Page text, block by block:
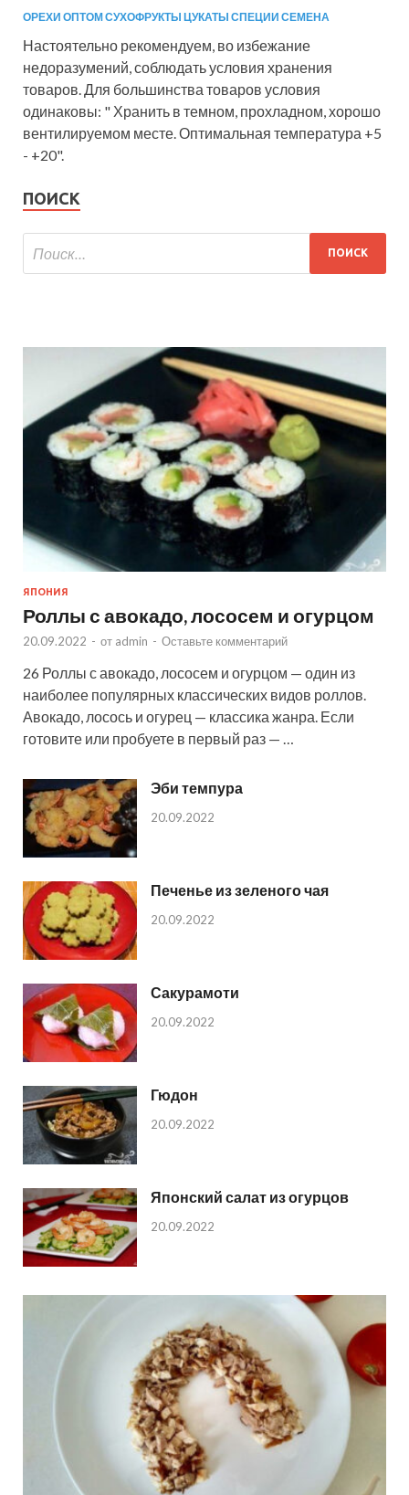
ОРЕХИ ОПТОМ СУХОФРУКТЫ ЦУКАТЫ СПЕЦИИ СЕМЕНА
Настоятельно рекомендуем, во избежание
недоразумений, соблюдать условия хранения
товаров. Для большинства товаров условия
одинаковы: " Хранить в темном, прохладном, хорошо
вентилируемом месте. Оптимальная температура +5
- +20".
ПОИСК
ЯПОНИЯ
Роллы с авокадо, лососем и огурцом
20.09.2022 - от admin - Оставьте комментарий
26 Роллы с авокадо, лососем и огурцом — один из
наиболее популярных классических видов роллов.
Авокадо, лосось и огурец — классика жанра. Если
готовите или пробуете в первый раз — …
Эби темпура
20.09.2022
Печенье из зеленого чая
20.09.2022
Сакурамоти
20.09.2022
Гюдон
20.09.2022
Японский салат из огурцов
20.09.2022